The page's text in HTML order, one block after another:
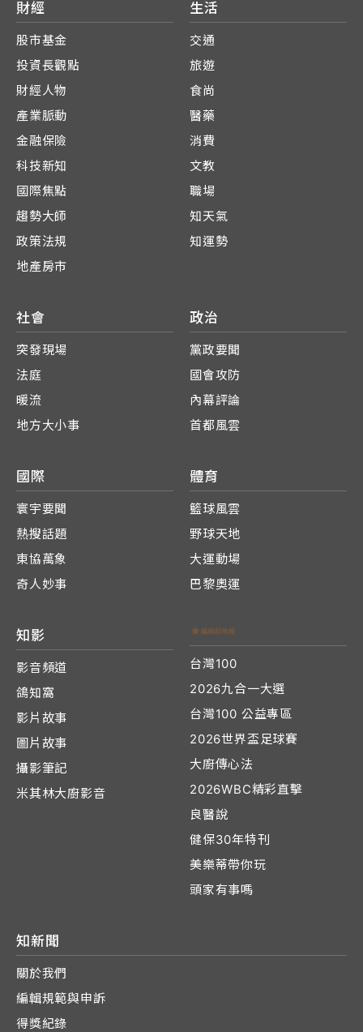
財經
股市基金
投資長觀點
財經人物
產業脈動
金融保險
科技新知
國際焦點
趨勢大師
政策法規
地產房市
生活
交通
旅遊
食尚
醫藥
消費
文教
職場
知天氣
知運勢
社會
突發現場
法庭
暖流
地方大小事
政治
黨政要聞
國會攻防
內幕評論
首都風雲
國際
寰宇要聞
熱搜話題
東協萬象
奇人妙事
體育
籃球風雲
野球天地
大運動場
巴黎奧運
知影
影音頻道
鴿知窩
影片故事
圖片故事
攝影筆記
米其林大廚影音
台灣100
2026九合一大選
台灣100 公益專區
2026世界盃足球賽
大廚傳心法
2026WBC精彩直擊
良醫說
健保30年特刊
美樂蒂帶你玩
頭家有事嗎
知新聞
關於我們
編輯規範與申訴
得獎紀錄